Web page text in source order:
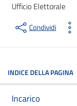
Ufficio Elettorale
Condividi
INDICE DELLA PAGINA
Incarico